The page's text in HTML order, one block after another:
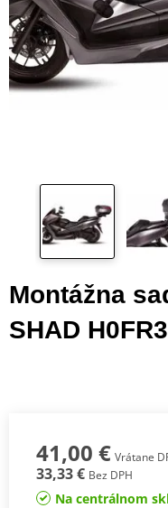
Montážna
SHAD
41,00 € Vrátane
33,33 € Bez DPH
Na centrálnom